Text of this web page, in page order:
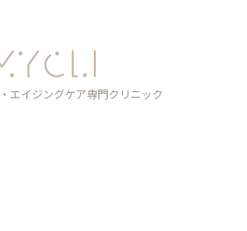
エイジングケア専門クリニック